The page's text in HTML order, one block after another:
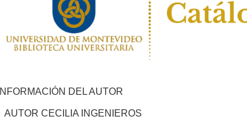
INFORMACIÓN DEL AUTOR
AUTOR CECILIA INGENIEROS